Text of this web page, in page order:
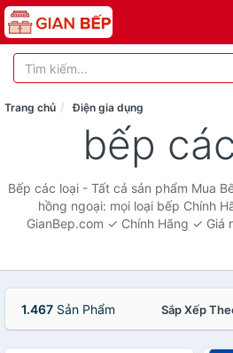
Trang chủ Điện gia dụng
bếp
Bếp các loại - Tất cả sản phẩm Mua
hồng ngoại: mọi loại bếp Chính
GianBep.com ✓ Chính Hãng ✓ Giá
1.467 Sản Phẩm Sắp Xếp